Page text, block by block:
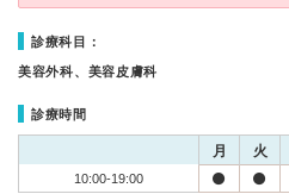
診療科目：
美容外科、美容皮膚科
診療時間
月 火
10:00-19:00